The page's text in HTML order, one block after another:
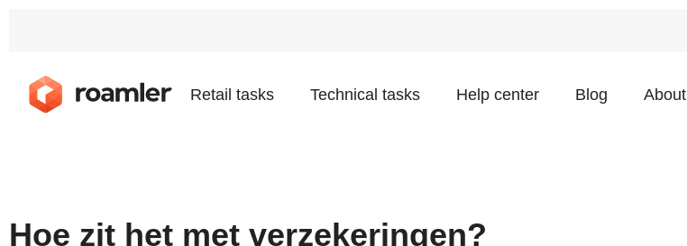
Retail tasks Technical tasks Help center Blog About
Hoe zit het met verzekeringen?